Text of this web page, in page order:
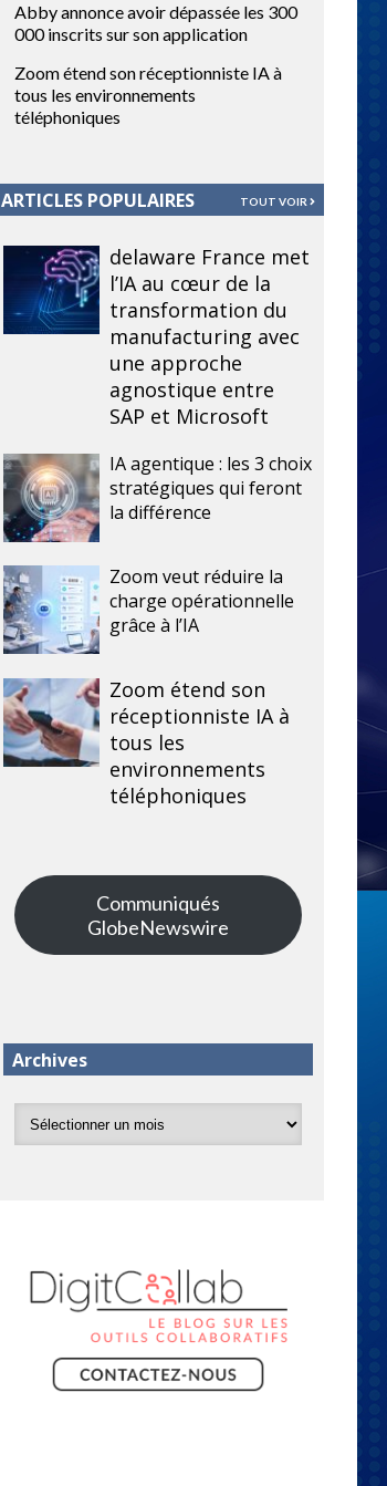
Abby annonce avoir dépassée les 300
000 inscrits sur son application
Zoom étend son réceptionniste IA à
tous les environnements
téléphoniques
ARTICLES POPULAIRES TOUT VOIR
delaware France met
l’IA au cœur de la
transformation du
manufacturing avec
une approche
agnostique entre
SAP et Microsoft
IA agentique : les 3 choix
stratégiques qui feront
la différence
Zoom veut réduire la
charge opérationnelle
grâce à l’IA
Zoom étend son
réceptionniste IA à
tous les
environnements
téléphoniques
Communiqués
GlobeNewswire
Archives